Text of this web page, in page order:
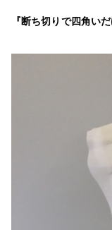
『断ち切りで四角い